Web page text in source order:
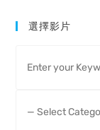
選擇影片